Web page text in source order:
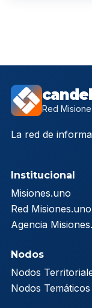
Red
La red de
Institucional
Misiones.uno
Red Misiones.uno
Agencia
Nodos
Nodos
Nodos Temáticos